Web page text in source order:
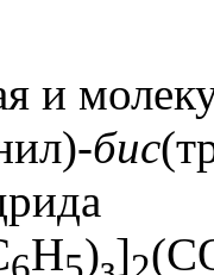
и
бис
H ) ]